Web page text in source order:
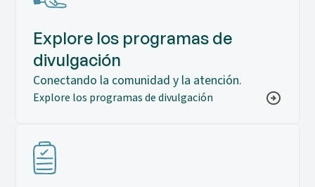
Explore los programas de
divulgación
Conectando la comunidad y la atención.
Explore los programas de divulgación